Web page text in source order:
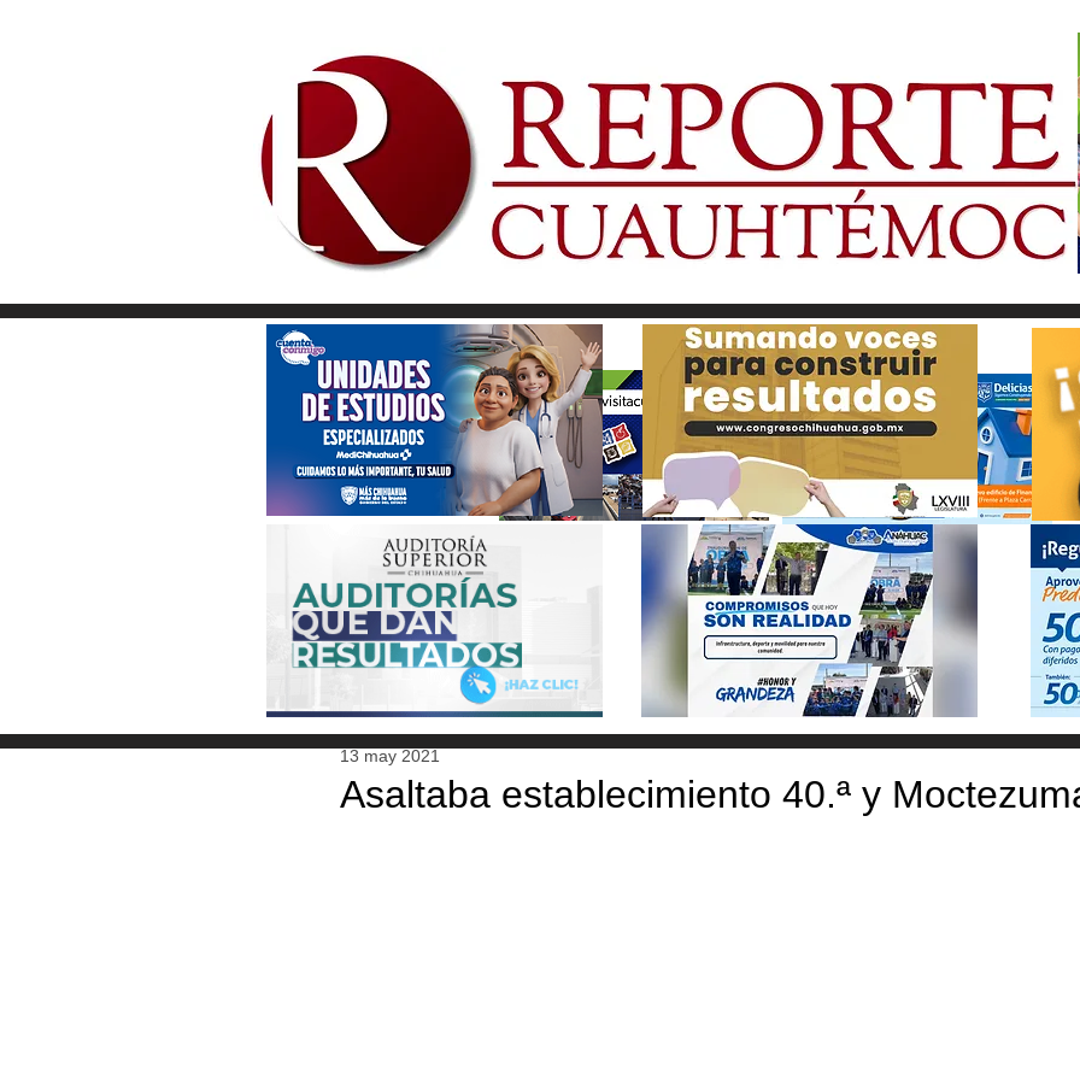
Asaltaba establecimiento 40.ª y
13 may 2021